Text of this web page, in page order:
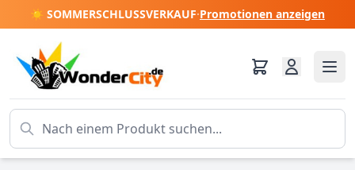
☀️ SOMMERSCHLUSSVERKAUF·Promotionen anzeigen